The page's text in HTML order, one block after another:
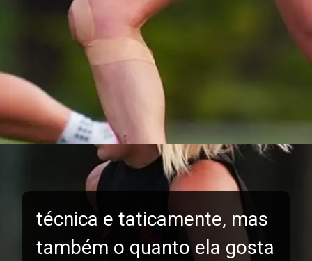
técnica e taticamente, mas
também o quanto ela gosta